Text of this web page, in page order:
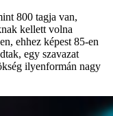
800 tagja van,
kellett volna
ehhez képest 85-en
egy szavazat
ilyenformán nagy